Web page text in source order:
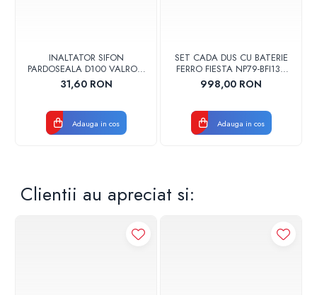
INALTATOR SIFON
PARDOSEALA D100 VALROM
17001900004
31,60 RON
Adauga in cos
SET CADA DUS CU BATERIE
FERRO FIESTA NP79-BFI13U
CROM
998,00 RON
Adauga in cos
Clientii au apreciat si: